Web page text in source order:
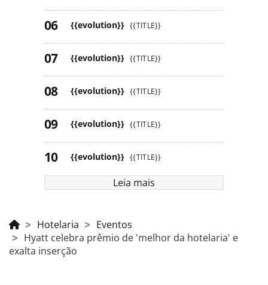
{{evolution}} {{TITLE}}
{{evolution}} {{TITLE}}
{{evolution}} {{TITLE}}
{{evolution}} {{TITLE}}
{{evolution}} {{TITLE}}
Leia mais
Hotelaria
Eventos
Hyatt celebra prêmio de 'melhor da hotelaria' e
exalta inserção